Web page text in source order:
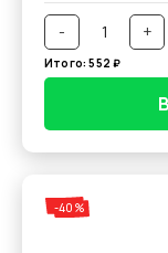
- +
Итого:552 ₽
-40%